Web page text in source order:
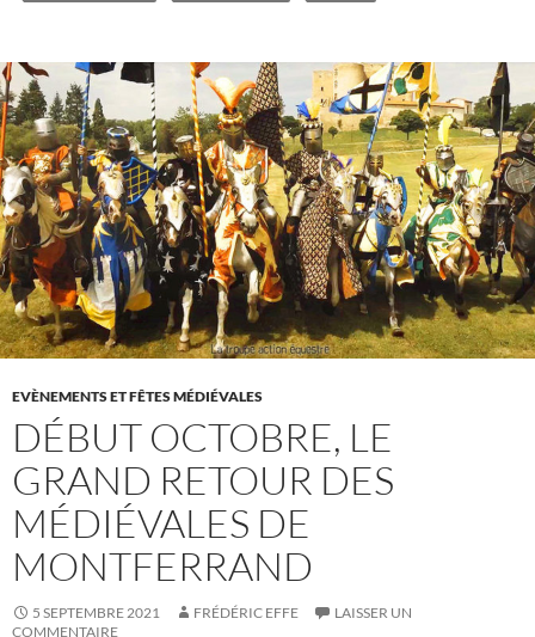
EVÈNEMENTS ET FÊTES MÉDIÉVALES
DÉBUT OCTOBRE, LE
GRAND RETOUR DES
MÉDIÉVALES DE
MONTFERRAND
5 SEPTEMBRE 2021 FRÉDÉRIC EFFE
LAISSER UN
COMMENTAIRE